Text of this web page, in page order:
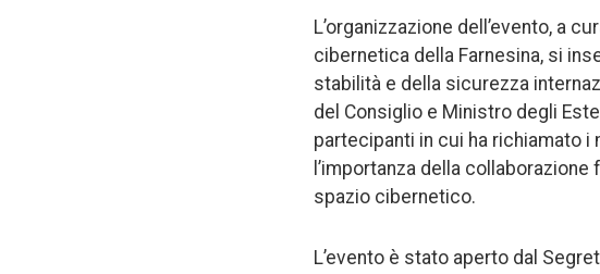
L’organizzazione dell’evento, a
cibernetica della Farnesina, si
stabilità e della sicurezza
del Consiglio e Ministro degli
partecipanti in cui ha richiamato
l’importanza della
spazio cibernetico.
L’evento è stato aperto dal